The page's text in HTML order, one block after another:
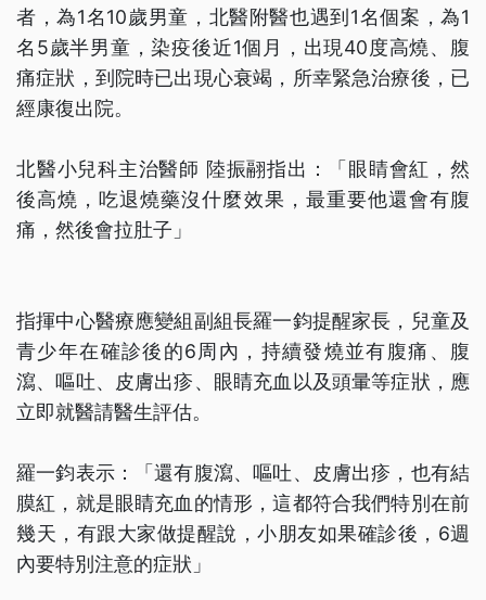
者，為1名10歲男童，北醫附醫也遇到1名個案，為1
名5歲半男童，染疫後近1個月，出現40度高燒、腹
痛症狀，到院時已出現心衰竭，所幸緊急治療後，已
經康復出院。
北醫小兒科主治醫師 陸振翮指出：「眼睛會紅，然
後高燒，吃退燒藥沒什麼效果，最重要他還會有腹
痛，然後會拉肚子」
指揮中心醫療應變組副組長羅一鈞提醒家長，兒童及
青少年在確診後的6周內，持續發燒並有腹痛、腹
瀉、嘔吐、皮膚出疹、眼睛充血以及頭暈等症狀，應
立即就醫請醫生評估。
羅一鈞表示：「還有腹瀉、嘔吐、皮膚出疹，也有結
膜紅，就是眼睛充血的情形，這都符合我們特別在前
幾天，有跟大家做提醒說，小朋友如果確診後，6週
內要特別注意的症狀」